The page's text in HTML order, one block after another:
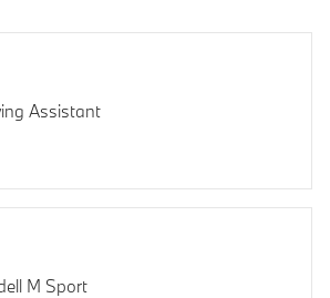
Assistant
M Sport